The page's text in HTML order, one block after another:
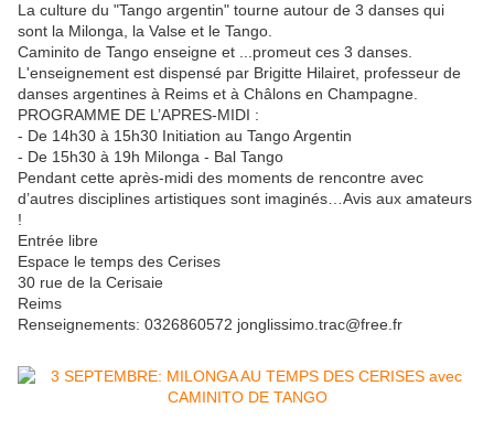
La culture du "Tango argentin" tourne autour de 3 danses qui
sont la Milonga, la Valse et le Tango.
Caminito de Tango enseigne et
promeut ces 3 danses.
L'enseignement est dispensé par Brigitte Hilairet, professeur de
danses argentines à Reims et à Châlons en Champagne.
PROGRAMME DE L’APRES-MIDI :
- De 14h30 à 15h30 Initiation au Tango Argentin
- De 15h30 à 19h Milonga - Bal Tango
Pendant cette après-midi des moments de rencontre avec
d’autres disciplines artistiques sont imaginés…Avis aux amateurs
!
Entrée libre
Espace le temps des Cerises
30 rue de la Cerisaie
Reims
Renseignements: 0326860572 jonglissimo.trac@free.fr